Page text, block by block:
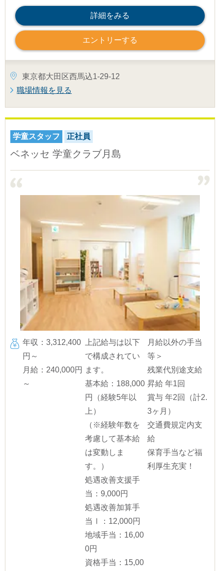
詳細をみる
エントリーする
東京都大田区西馬込1-29-12
職場情報を見る
学童スタッフ 正社員
ベネッセ 学童クラブ月島
年収：3,312,400
円～
月給：240,000円
～
上記給与は以下
で構成されてい
ます。
基本給：188,000
円（経験5年以
上）
（※経験年数を
考慮して基本給
は変動しま
す。）
処遇改善支援手
当：9,000円
処遇改善加算手
当Ⅰ：12,000円
地域手当：16,00
0円
資格手当：15,00
月給以外の手当
等＞
残業代別途支給
昇給 年1回
賞与 年2回（計2.
3ヶ月）
交通費規定内支
給
保育手当など福
利厚生充実！